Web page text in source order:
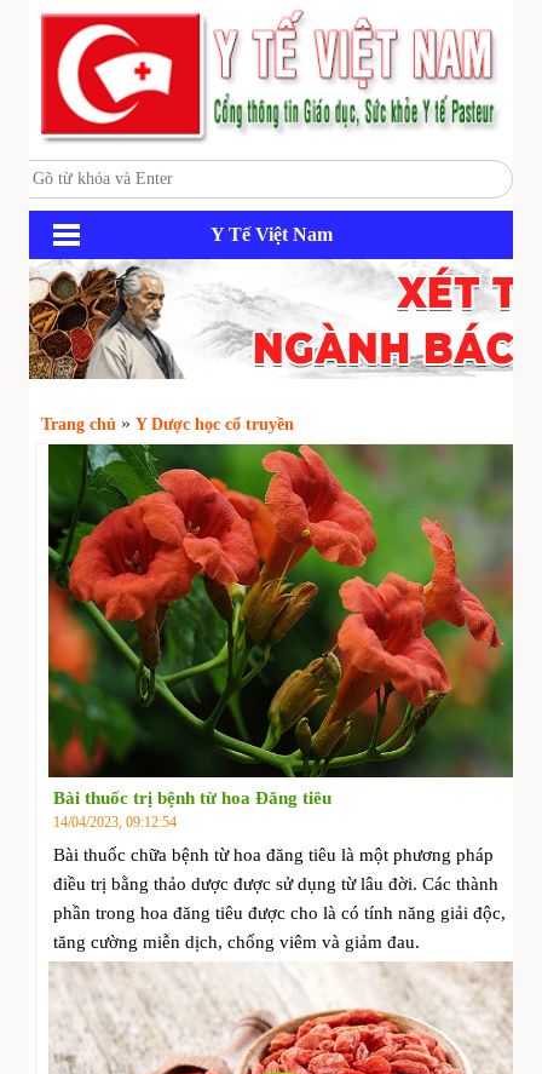
Y Tế Việt Nam
Trang chủ » Y Dược học cổ truyền
Bài thuốc trị bệnh từ hoa Đăng tiêu
14/04/2023, 09:12:54
Bài thuốc chữa bệnh từ hoa đăng tiêu là một phương pháp
điều trị bằng thảo dược được sử dụng từ lâu đời. Các thành
phần trong hoa đăng tiêu được cho là có tính năng giải độc,
tăng cường miễn dịch, chống viêm và giảm đau.